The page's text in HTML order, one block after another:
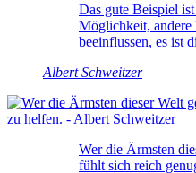
Das gute Beispiel
Möglichkeit, andere
beeinflussen, es ist
Albert Schweitzer
Wer die Ärmsten
fühlt sich reich